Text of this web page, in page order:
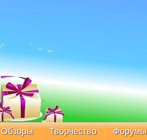
Обзоры Творчество Форумы